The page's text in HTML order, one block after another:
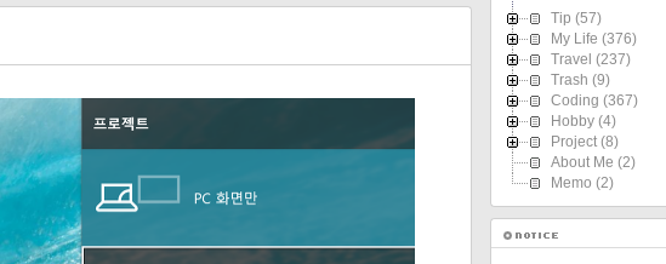
Tip (57)
My Life (376)
Travel (237)
Trash (9)
Coding (367)
Hobby (4)
Project (8)
About Me (2)
Memo (2)